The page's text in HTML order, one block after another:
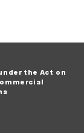
the Act on